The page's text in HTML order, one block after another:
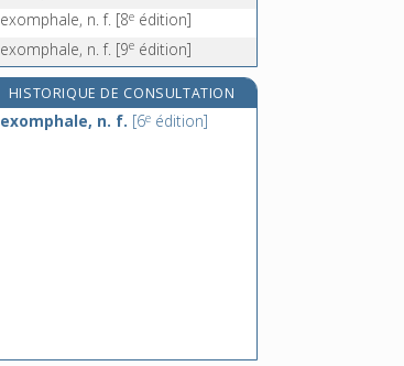
exomphale, n. f. [8e édition]
exomphale, n. f. [9e édition]
HISTORIQUE DE CONSULTATION
exomphale, n. f. [6e édition]